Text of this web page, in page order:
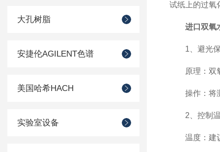
大孔树脂
安捷伦AGILENT色谱
美国哈希HACH
实验室设备
试纸上的过氧
进口双氧
1、避光
原理：双氧
操作：将测
2、控制温
温度：建议